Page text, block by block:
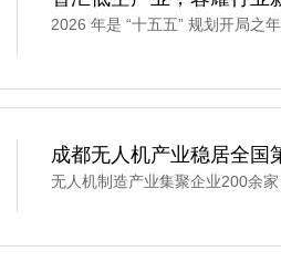
成都无人机产业稳居全国